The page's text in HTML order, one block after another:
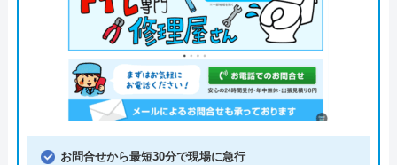
お問合せから最短30分で現場に急行